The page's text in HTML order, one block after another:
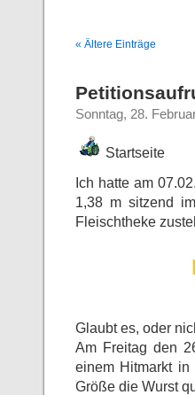
« Ältere Einträge
Sonntag, 28.
Startseite
Ich hatte am
1,38 m sitzend
Fleischtheke
Glaubt es, oder
Am Freitag den
einem Hitmarkt
Größe die Wurst